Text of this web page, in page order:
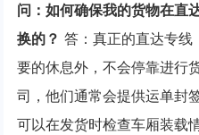
问：如何确保我的货物在直
换的？ 答：真正的直达专线
要的休息外，不会停靠进行
司，他们通常会提供运单封
可以在发货时检查车厢装载